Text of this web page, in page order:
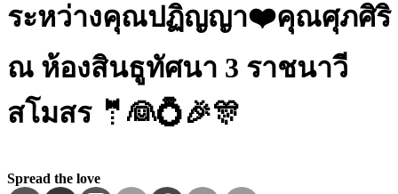
ระหว่างคุณปฏิญญา❤️คุณศุภศิริ
ณ ห้องสินธูทัศนา 3 ราชนาวี
สโมสร 🤵👰💍🎉🎊
Spread the love